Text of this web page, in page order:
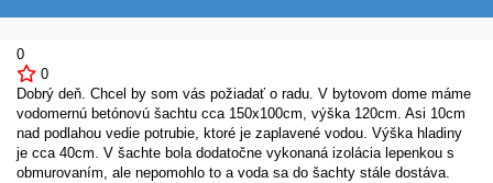
0
0
Dobrý deň. Chcel by som vás požiadať o radu. V bytovom dome máme
vodomernú betónovú šachtu cca 150x100cm, výška 120cm. Asi 10cm
nad podlahou vedie potrubie, ktoré je zaplavené vodou. Výška hladiny
je cca 40cm. V šachte bola dodatočne vykonaná izolácia lepenkou s
obmurovaním, ale nepomohlo to a voda sa do šachty stále dostáva.
€13,20
multiple
variants.
The
options
may